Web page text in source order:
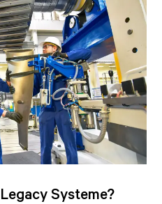
Systeme?